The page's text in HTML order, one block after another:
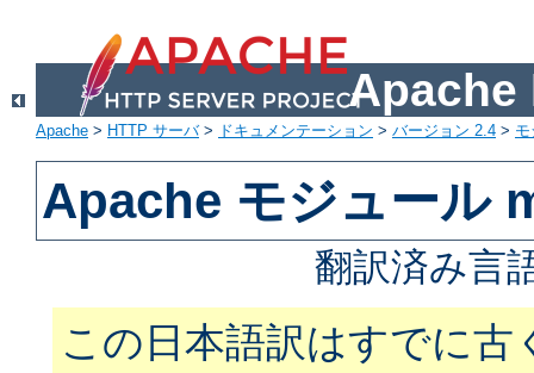
Apache
Apache > HTTP サーバ> ドキュメンテーション > バージョン 2.4 >
Apache モジュール
翻訳済み言
この日本語訳はすでに古